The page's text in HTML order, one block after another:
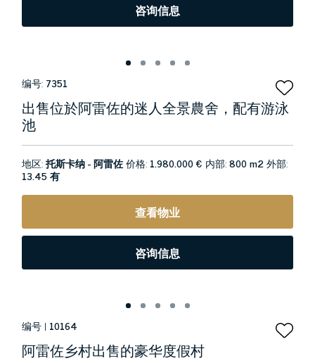
咨询信息
编号: 7351
出售位於阿雷佐的迷人全景農舍，配有游泳
池
地区:托斯卡纳 - 阿雷佐价格: 1.980.000 € 内部:800 m2外部:
13.45 有
查看物业
咨询信息
编号 | 10164
阿雷佐乡村出售的豪华度假村